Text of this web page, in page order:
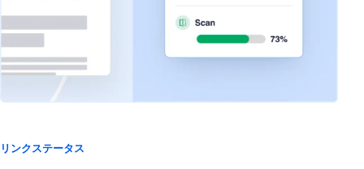
リンクステータス